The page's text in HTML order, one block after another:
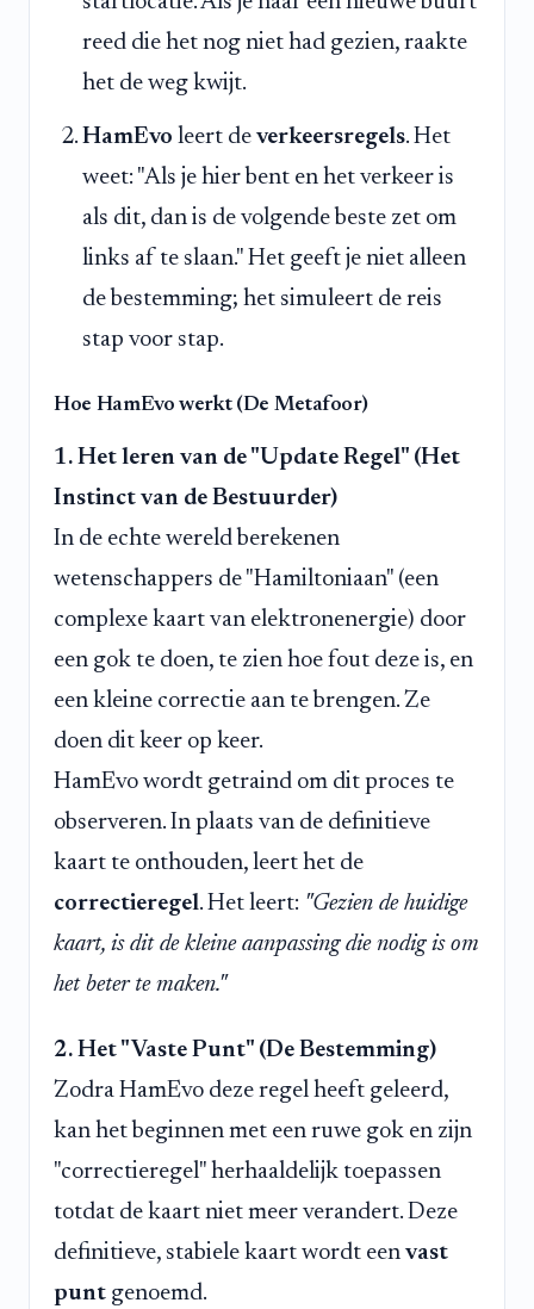
reed die het nog niet had gezien, raakte
het de weg kwijt.
HamEvo leert de verkeersregels. Het
weet: "Als je hier bent en het verkeer is
als dit, dan is de volgende beste zet om
links af te slaan." Het geeft je niet alleen
de bestemming; het simuleert de reis
stap voor stap.
Hoe HamEvo werkt (De Metafoor)
1. Het leren van de "Update Regel" (Het
Instinct van de Bestuurder)
In de echte wereld berekenen
wetenschappers de "Hamiltoniaan" (een
complexe kaart van elektronenergie) door
een gok te doen, te zien hoe fout deze is, en
een kleine correctie aan te brengen. Ze
doen dit keer op keer.
HamEvo wordt getraind om dit proces te
observeren. In plaats van de definitieve
kaart te onthouden, leert het de
correctieregel. Het leert: "Gezien de huidige
kaart, is dit de kleine aanpassing die nodig is om
het beter te maken."
2. Het "Vaste Punt" (De Bestemming)
Zodra HamEvo deze regel heeft geleerd,
kan het beginnen met een ruwe gok en zijn
"correctieregel" herhaaldelijk toepassen
totdat de kaart niet meer verandert. Deze
definitieve, stabiele kaart wordt een vast
punt genoemd.